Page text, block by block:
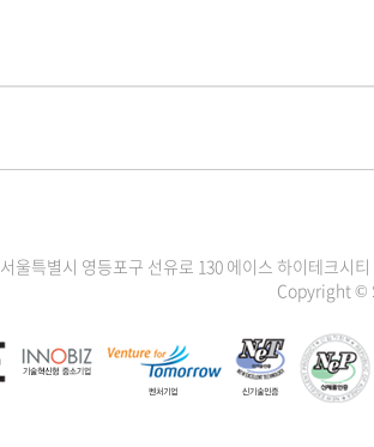
서울특별시 영등포구 선유로 130 에이스 하이테크시
Copyright ©